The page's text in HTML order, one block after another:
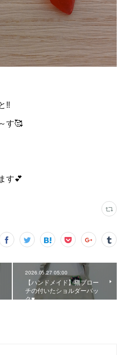
‼️
す🥰
す💕
2026.05.27 05:00
【ハンドメイド】猫ブロー
チの付いたショルダーバッ
ク♥️